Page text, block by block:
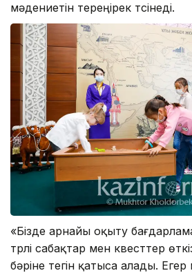
мәдениетін тереңірек түсінеді.
«Бізде арнайы оқыту
түрлі сабақтар мен квесттер
бәріне тегін қатыса алады.